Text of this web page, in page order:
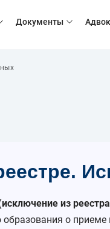
Документы
из
о